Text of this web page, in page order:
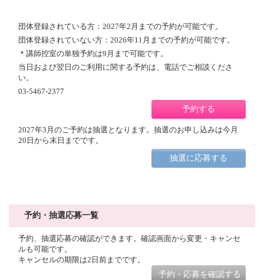
団体登録されている方：2027年2月までの予約が可能です。
団体登録されていない方：2026年11月までの予約が可能です。
＊講師控室の単独予約は9月まで可能です。
当日および翌日のご利用に関する予約は、電話でご相談くださ
い。
03-5467-2377
予約する
2027年3月のご予約は抽選となります。抽選のお申し込みは今月
20日から末日までです。
抽選に応募する
予約・抽選応募一覧
予約、抽選応募の確認ができます。確認画面から変更・キャンセ
ルも可能です。
キャンセルの期限は2日前までです。
予約・応募を確認する